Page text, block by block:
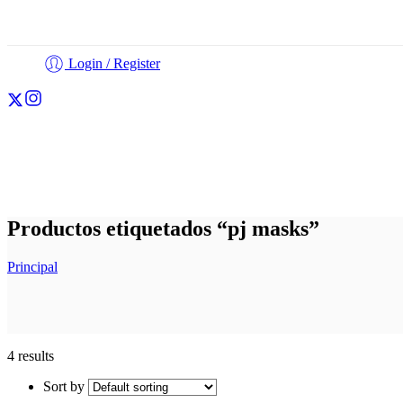
Login / Register
Productos etiquetados “pj masks”
Principal
4 results
Sort by